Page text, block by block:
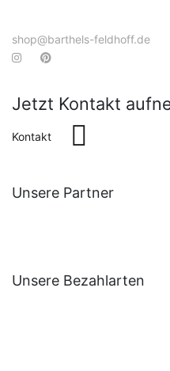
shop@barthels-feldhoff.de
Jetzt Kontakt
Kontakt
Unsere Partner
Unsere Bezahlarten